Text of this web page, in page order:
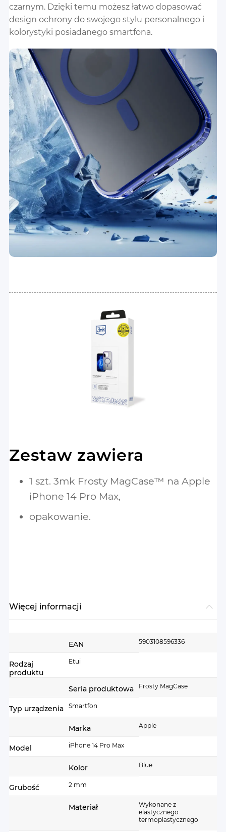
czarnym. Dzięki temu możesz łatwo dopasować
design ochrony do swojego stylu personalnego i
kolorystyki posiadanego smartfona.
Zestaw zawiera
1 szt. 3mk Frosty MagCase™ na Apple
iPhone 14 Pro Max,
opakowanie.
Więcej informacji
EAN 5903108596336
Rodzaj
produktu
Etui
Seria produktowa Frosty MagCase
Typ urządzenia Smartfon
Marka Apple
Model iPhone 14 Pro Max
Kolor Blue
Grubość 2 mm
Materiał
Wykonane z
elastycznego
termoplastycznego